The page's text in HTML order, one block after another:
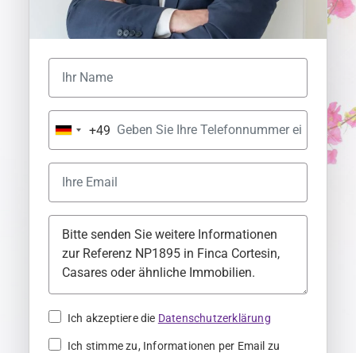
G
r
m
n
y
+49
Ich akzeptiere die Datenschutzerklärung
Ich stimme zu, Informationen per Email zu